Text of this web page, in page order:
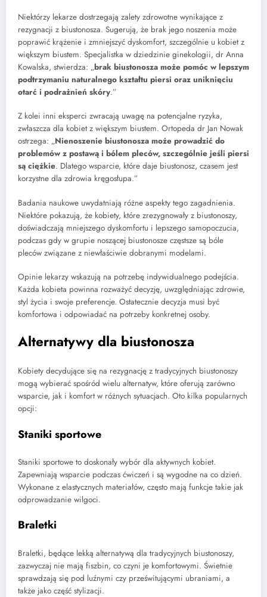
Niektórzy lekarze dostrzegają zalety zdrowotne wynikające z
rezygnacji z biustonosza. Sugerują, że brak jego noszenia może
poprawić krążenie i zmniejszyć dyskomfort, szczególnie u kobiet z
większym biustem. Specjalistka w dziedzinie ginekologii, dr Anna
Kowalska, stwierdza: „brak biustonosza może pomóc w lepszym
podtrzymaniu naturalnego kształtu piersi oraz uniknięciu
otarć i podrażnień skóry.”
Z kolei inni eksperci zwracają uwagę na potencjalne ryzyka,
zwłaszcza dla kobiet z większym biustem. Ortopeda dr Jan Nowak
ostrzega: „Nienoszenie biustonosza może prowadzić do
problemów z postawą i bólem pleców, szczególnie jeśli piersi
są ciężkie. Dlatego wsparcie, które daje biustonosz, czasem jest
korzystne dla zdrowia kręgosłupa.”
Badania naukowe uwydatniają różne aspekty tego zagadnienia.
Niektóre pokazują, że kobiety, które zrezygnowały z biustonoszy,
doświadczają mniejszego dyskomfortu i lepszego samopoczucia,
podczas gdy w grupie noszącej biustonosze częstsze są bóle
pleców związane z niewłaściwie dobranymi modelami.
Opinie lekarzy wskazują na potrzebę indywidualnego podejścia.
Każda kobieta powinna rozważyć decyzję, uwzględniając zdrowie,
styl życia i swoje preferencje. Ostatecznie decyzja musi być
komfortowa i odpowiadać na potrzeby konkretnej osoby.
Alternatywy dla biustonosza
Kobiety decydujące się na rezygnację z tradycyjnych biustonoszy
mogą wybierać spośród wielu alternatyw, które oferują zarówno
wsparcie, jak i komfort w różnych sytuacjach. Oto kilka popularnych
opcji:
Staniki sportowe
Staniki sportowe to doskonały wybór dla aktywnych kobiet.
Zapewniają wsparcie podczas ćwiczeń i są wygodne na co dzień.
Wykonane z elastycznych materiałów, często mają funkcje takie jak
odprowadzanie wilgoci.
Braletki
Braletki, będące lekką alternatywą dla tradycyjnych biustonoszy,
zazwyczaj nie mają fiszbin, co czyni je komfortowymi. Świetnie
sprawdzają się pod luźnymi czy prześwitującymi ubraniami, a
także jako część stylizacji.